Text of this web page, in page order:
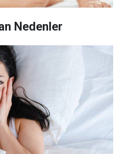
Nedenler